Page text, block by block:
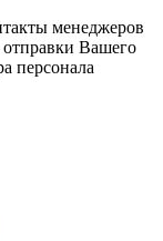
менеджеров
Вашего
персонала